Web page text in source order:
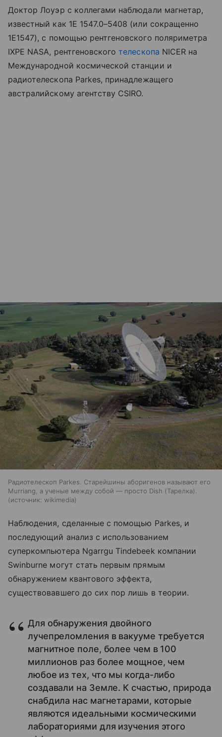
Доктор Лоуэр с коллегами наблюдали магнетар,
известный как 1E 1547.0–5408 (или сокращенно
1E1547), с помощью рентгеновского поляриметра
IXPE NASA, рентгеновскоготелескопа NICER на
Международной космической станции и
радиотелескопа Parkes, принадлежащего
австралийскому агентству CSIRO.
Радиотелескоп Parkes. Старейшины аборигенов называют его
Murriang, а ученые между собой — просто Dish (Тарелка).
источник: wikimedia
Наблюдения, сделанные с помощью Parkes, и
последующий анализ с использованием
суперкомпьютера Ngarrgu Tindebeek компании
Swinburne могут стать первым прямым
обнаружением квантового эффекта,
существовавшего до сих пор лишь в теории.
Для обнаружения двойного
лучепреломления в вакууме требуется
магнитное поле, более чем в 100
миллионов раз более мощное, чем
любое из тех, что мы когда-либо
создавали на Земле. К счастью, природа
снабдила нас магнетарами, которые
являются идеальными космическими
лабораториями для изучения этого